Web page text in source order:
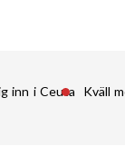
inn i Ceuta Kväll